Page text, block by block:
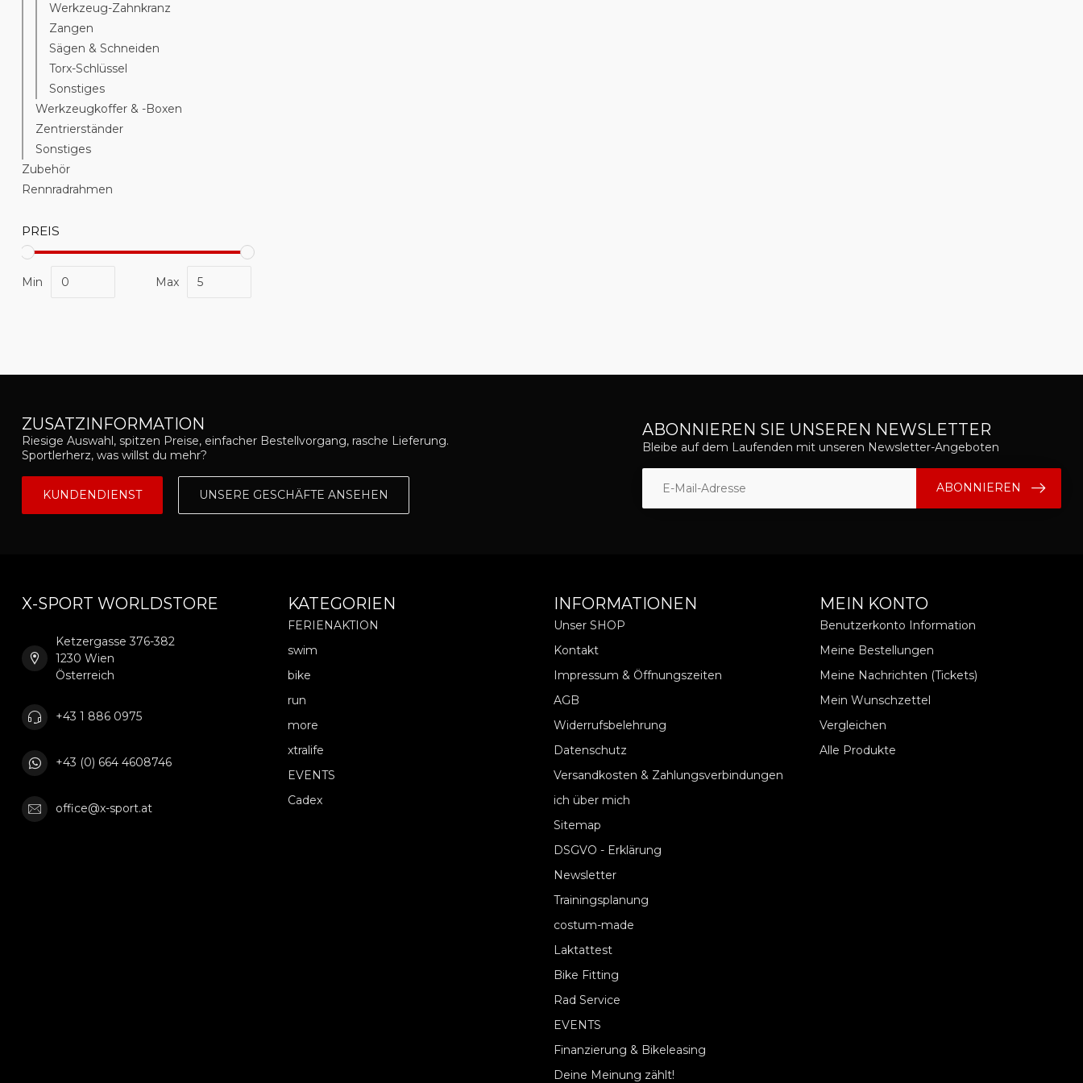
Werkzeug-Zahnkranz
Zangen
Sägen & Schneiden
Torx-Schlüssel
Sonstiges
Werkzeugkoffer & -Boxen
Zentrierständer
Sonstiges
Zubehör
Rennradrahmen
PREIS
Min Max
ZUSATZINFORMATION
Riesige Auswahl, spitzen Preise, einfacher Bestellvorgang, rasche Lieferung.
Sportlerherz, was willst du mehr?
KUNDENDIENST UNSERE GESCHÄFTE ANSEHEN
ABONNIEREN SIE UNSEREN NEWSLETTER
Bleibe auf dem Laufenden mit unseren Newsletter-Angeboten
ABONNIEREN
X-SPORT WORLDSTORE
Ketzergasse 376-382
1230 Wien
Österreich
+43 1 886 0975
+43 (0) 664 4608746
office@x-sport.at
KATEGORIEN
FERIENAKTION
swim
bike
run
more
xtralife
EVENTS
Cadex
INFORMATIONEN
Unser SHOP
Kontakt
Impressum & Öffnungszeiten
AGB
Widerrufsbelehrung
Datenschutz
Versandkosten & Zahlungsverbindungen
ich über mich
Sitemap
DSGVO - Erklärung
Newsletter
Trainingsplanung
costum-made
Laktattest
Bike Fitting
Rad Service
EVENTS
Finanzierung & Bikeleasing
Deine Meinung zählt!
MEIN KONTO
Benutzerkonto Information
Meine Bestellungen
Meine Nachrichten (Tickets)
Mein Wunschzettel
Vergleichen
Alle Produkte